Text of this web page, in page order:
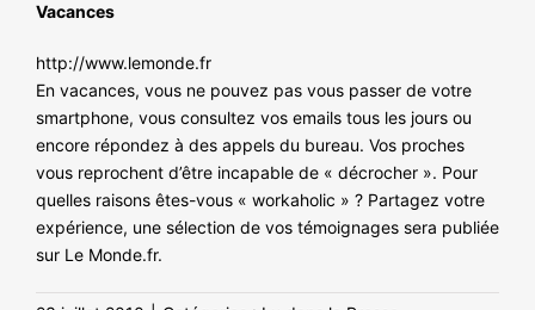
Vacances
http://www.lemonde.fr
En vacances, vous ne pouvez pas vous passer de votre
smartphone, vous consultez vos emails tous les jours ou
encore répondez à des appels du bureau. Vos proches
vous reprochent d’être incapable de « décrocher ». Pour
quelles raisons êtes-vous « workaholic » ? Partagez votre
expérience, une sélection de vos témoignages sera publiée
sur Le Monde.fr.